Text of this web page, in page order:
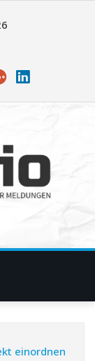
einordnen